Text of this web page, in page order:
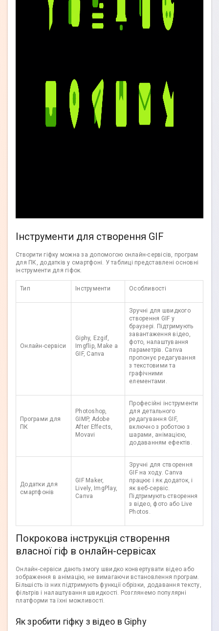
Інструменти для створення GIF
Створити гіфку можна за допомогою онлайн-сервісів, програм
для ПК, додатків у смартфоні. У таблиці представлені основні
інструменти для гіфок.
Тип Інструменти Особливості
Онлайн-сервіси
Giphy, Ezgif,
Imgflip, Make a
GIF, Canva
Зручні для швидкого
створення GIF у
браузері. Підтримують
завантаження відео,
фото, налаштування
параметрів. Canva
пропонує редагування
з текстовими та
графічними
елементами.
Програми для
ПК
Photoshop,
GIMP, Adobe
After Effects,
Movavi
Професійні інструменти
для детального
редагування GIF,
включно з роботою з
шарами, анімацією,
додаванням ефектів.
Додатки для
смартфонів
GIF Maker,
Lively, ImgPlay,
Canva
Зручні для створення
GIF на ходу. Canva
працює і як додаток, і
як веб-сервіс.
Підтримують створення
з відео, фото або Live
Photos.
Покрокова інструкція створення
власної гіф в онлайн-сервісах
Онлайн-сервіси дають змогу швидко конвертувати відео або
зображення в анімацію, не вимагаючи встановлення програм.
Більшість із них підтримують функції обрізки, додавання тексту,
фільтрів і налаштування швидкості. Розглянемо популярні
платформи та їхні можливості.
Як зробити гіфку з відео в Giphy